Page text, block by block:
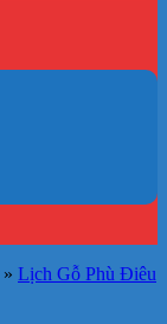
» Lịch Gỗ Phù Điêu